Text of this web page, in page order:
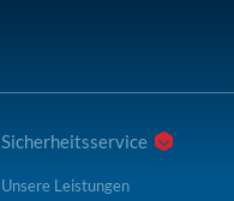
Sicherheitsservice
Unsere Leistungen